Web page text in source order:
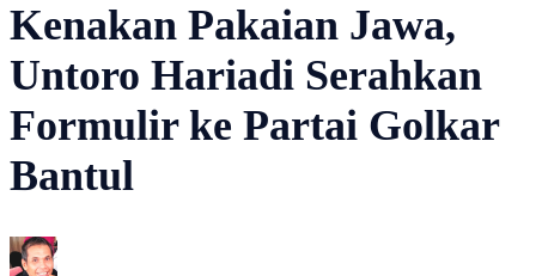
Kenakan Pakaian Jawa,
Untoro Hariadi Serahkan
Formulir ke Partai Golkar
Bantul